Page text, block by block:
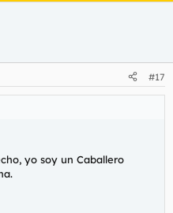
#17
yo soy un Caballero